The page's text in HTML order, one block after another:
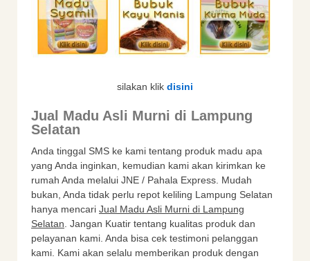
silakan klik disini
Jual Madu Asli Murni di Lampung
Selatan
Anda tinggal SMS ke kami tentang produk madu apa
yang Anda inginkan, kemudian kami akan kirimkan ke
rumah Anda melalui JNE / Pahala Express. Mudah
bukan, Anda tidak perlu repot keliling Lampung Selatan
hanya mencari Jual Madu Asli Murni di Lampung
Selatan . Jangan Kuatir tentang kualitas produk dan
pelayanan kami. Anda bisa cek testimoni pelanggan
kami. Kami akan selalu memberikan produk dengan